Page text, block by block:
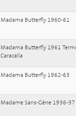
Madama Butterfly 1960-61
Madama Butterfly 1961
Caracalla
Madama Butterfly 1962-63
Madame Sans-Gêne 1936-37